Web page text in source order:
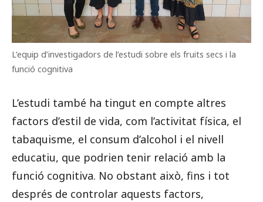
L’equip d’investigadors de l’estudi sobre els fruits secs i la
funció cognitiva
L’estudi també ha tingut en compte altres
factors d’estil de vida, com l’activitat física, el
tabaquisme, el consum d’alcohol i el nivell
educatiu, que podrien tenir relació amb la
funció cognitiva. No obstant això, fins i tot
després de controlar aquests factors,